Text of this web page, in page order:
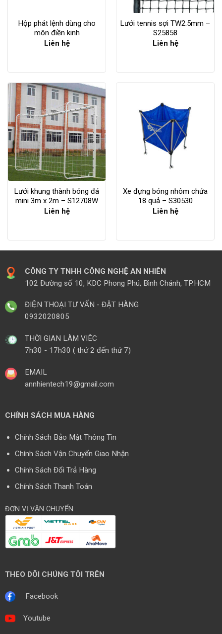
Hộp phát lệnh dùng cho
môn điền kinh
Liên hệ
Lưới tennis sợi TW2.5mm –
S25858
Liên hệ
Lưới khung thành bóng đá
mini 3m x 2m – S12708W
Liên hệ
Xe đựng bóng nhôm chứa
18 quả – S30530
Liên hệ
CÔNG TY TNHH CÔNG NGHỆ AN NHIÊN
102 Đường số 10, KDC Phong Phú, Bình Chánh, TP.HCM
ĐIỆN THOẠI TƯ VẤN - ĐẶT HÀNG
0932020805
THỜI GIAN LÀM VIÊC
7h30 - 17h30 ( thứ 2 đến thứ 7)
EMAIL
annhientech19@gmail.com
CHÍNH SÁCH MUA HÀNG
Chính Sách Bảo Mật Thông Tin
Chính Sách Vận Chuyển Giao Nhận
Chính Sách Đổi Trả Hàng
Chính Sách Thanh Toán
ĐƠN VỊ VẬN CHUYỂN
THEO DÕI CHÚNG TÔI TRÊN
Facebook
Youtube